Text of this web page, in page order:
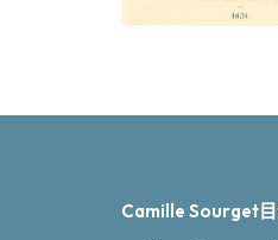
Camille Sourget